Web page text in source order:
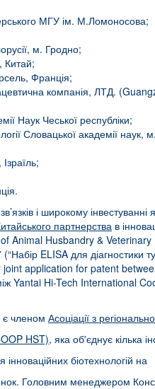
МГУ ім. М.Ломоносова;
м. Гродно;
Китай;
Франція;
компанія, ЛТД.
Наук Чеської республіки;
Словацької академії наук,
і широкому
партнерства в
Animal Husbandry &
ELISA для діагностики
joint application for patent
Yantai Hi-Tech International
є членом Асоціації з
HST), яка об'єднує кілька
біотехнологій на
Головним менеджером